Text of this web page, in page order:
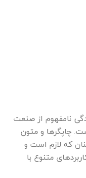
نامفهوم از صنعت
چاپگرها و متون
که لازم است و
متنوع با